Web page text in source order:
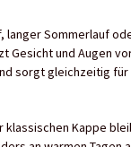
langer Sommerlauf
Gesicht und Augen
sorgt gleichzeitig für
klassischen Kappe